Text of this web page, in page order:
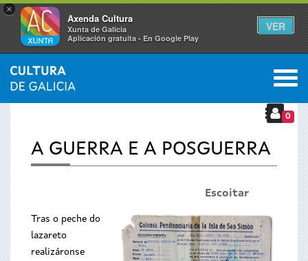
×
Axenda Cultura
Xunta de Galicia
Aplicación gratuíta - En Google Play
VER
Vostede
está
aquí
INICIO › TEMAS A HISTORIA
0
A GUERRA E A POSGUERRA
Escoitar
Tras o peche do
lazareto
realizáronse